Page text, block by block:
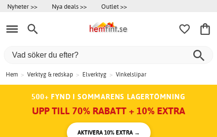
Nyheter >> Nya deals >> Outlet >>
Hem > Verktyg & redskap > Elverktyg > Vinkelslipar
500+ FYND I SOMMARENS LAGERTÖMNING
UPP TILL 70% RABATT + 10% EXTRA
AKTIVERA 10% EXTRA →